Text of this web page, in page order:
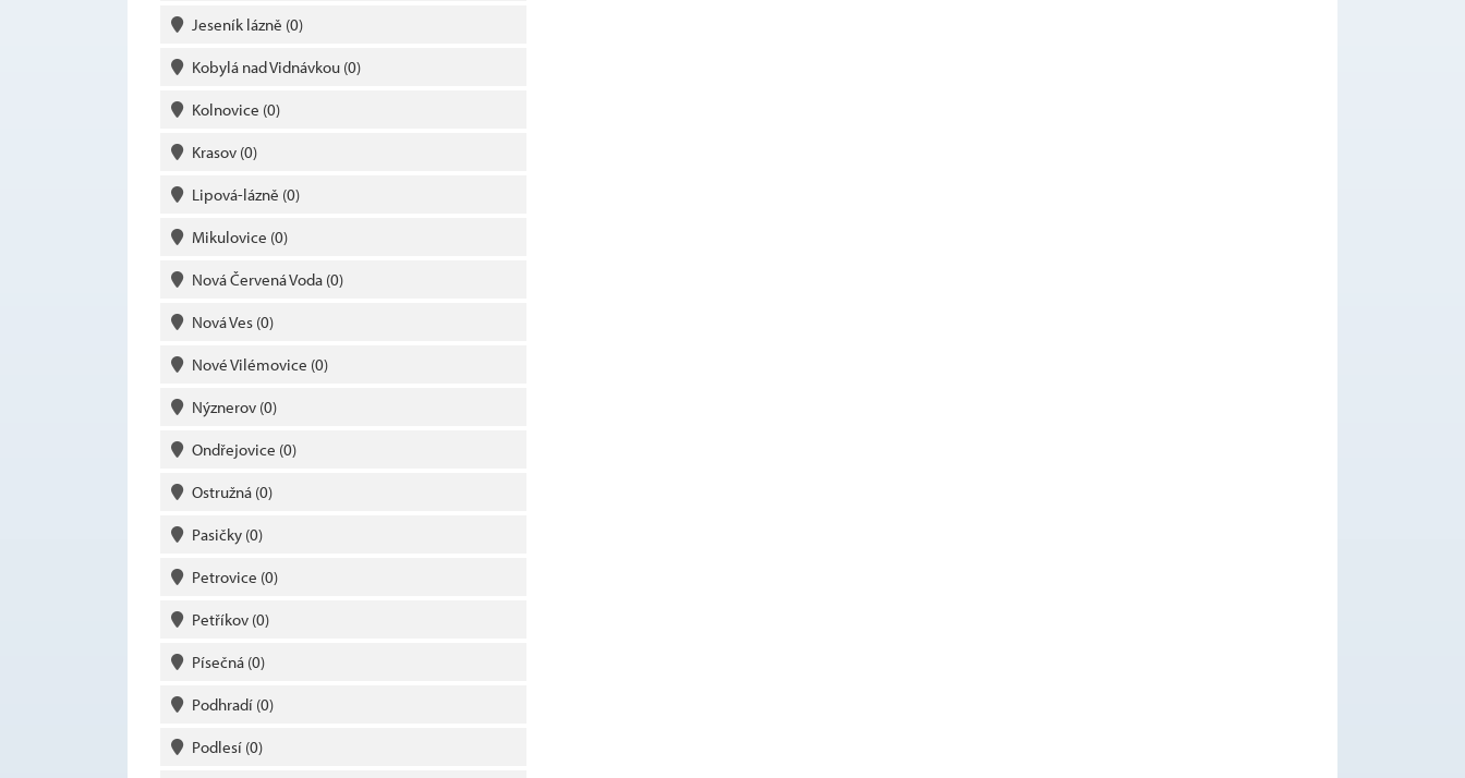
Jeseník lázně (0)
Kobylá nad Vidnávkou (0)
Kolnovice (0)
Krasov (0)
Lipová-lázně (0)
Mikulovice (0)
Nová Červená Voda (0)
Nová Ves (0)
Nové Vilémovice (0)
Nýznerov (0)
Ondřejovice (0)
Ostružná (0)
Pasičky (0)
Petrovice (0)
Petříkov (0)
Písečná (0)
Podhradí (0)
Podlesí (0)